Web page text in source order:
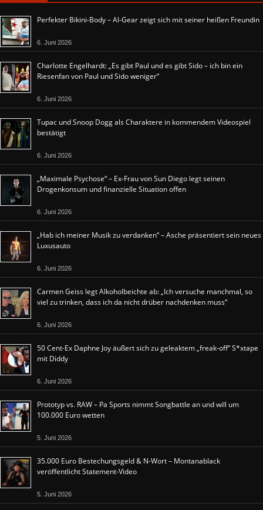
Perfekter Bikini-Body – Al-Gear zeigt sich mit seiner heißen Freundin
6. Juni 2026
Charlotte Engelhardt: „Es gibt Paul und es gibt Sido – ich bin ein
Riesenfan von Paul und Sido weniger“
6. Juni 2026
Tupac und Snoop Dogg als Charaktere in kommendem Videospiel
bestätigt
6. Juni 2026
„Maximale Psychose“ – Ex-Frau von Sun Diego legt seinen
Drogenkonsum und finanzielle Situation offen
6. Juni 2026
„Hab ich meiner Musik zu verdanken“ – Asche präsentiert sein neues
Luxusauto
6. Juni 2026
Carmen Geiss legt Alkoholbeichte ab: „Ich versuche manchmal, so
viel zu trinken, dass ich da nicht drüber nachdenken muss“
6. Juni 2026
50 Cent-Ex Daphne Joy äußert sich zu geleaktem „freak-off“ S*xtape
mit Diddy
6. Juni 2026
Prototyp vs. RAW – Pa Sports nimmt Songbattle an und will um
100.000 Euro wetten
5. Juni 2026
35.000 Euro Bestechungsgeld & N-Wort – Montanablack
veröffentlicht Statement-Video
5. Juni 2026